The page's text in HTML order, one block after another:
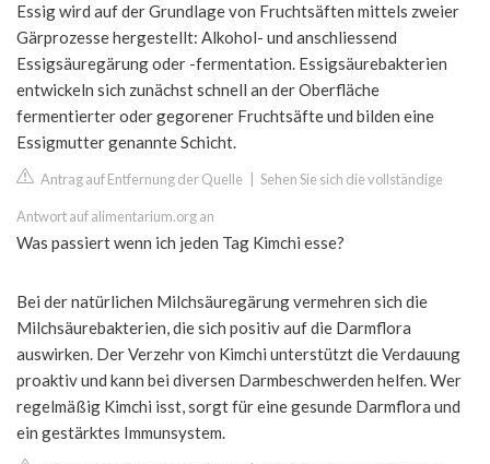
Essig wird auf der Grundlage von Fruchtsäften mittels zweier
Gärprozesse hergestellt: Alkohol- und anschliessend
Essigsäuregärung oder -fermentation. Essigsäurebakterien
entwickeln sich zunächst schnell an der Oberfläche
fermentierter oder gegorener Fruchtsäfte und bilden eine
Essigmutter genannte Schicht.
Antrag auf Entfernung der Quelle Sehen Sie sich die vollständige
Antwort auf alimentarium.org an
Was passiert wenn ich jeden Tag Kimchi esse?
Bei der natürlichen Milchsäuregärung vermehren sich die
Milchsäurebakterien, die sich positiv auf die Darmflora
auswirken. Der Verzehr von Kimchi unterstützt die Verdauung
proaktiv und kann bei diversen Darmbeschwerden helfen. Wer
regelmäßig Kimchi isst, sorgt für eine gesunde Darmflora und
ein gestärktes Immunsystem.